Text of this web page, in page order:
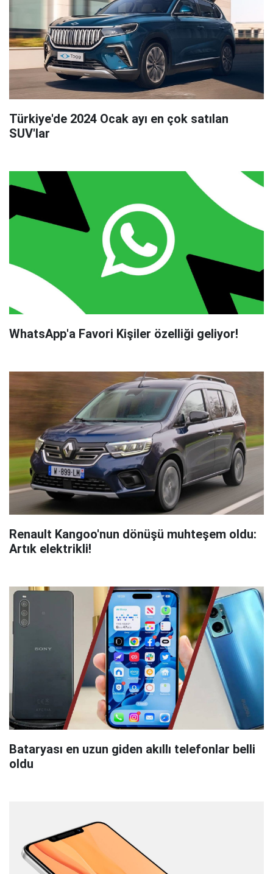
Türkiye'de 2024 Ocak ayı en çok satılan
SUV'lar
WhatsApp'a Favori Kişiler özelliği geliyor!
Renault Kangoo'nun dönüşü muhteşem oldu:
Artık elektrikli!
Bataryası en uzun giden akıllı telefonlar belli
oldu